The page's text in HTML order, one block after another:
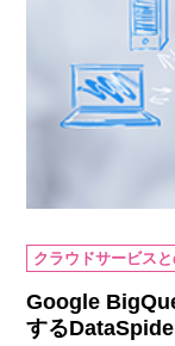
クラウドサービス
Google
する